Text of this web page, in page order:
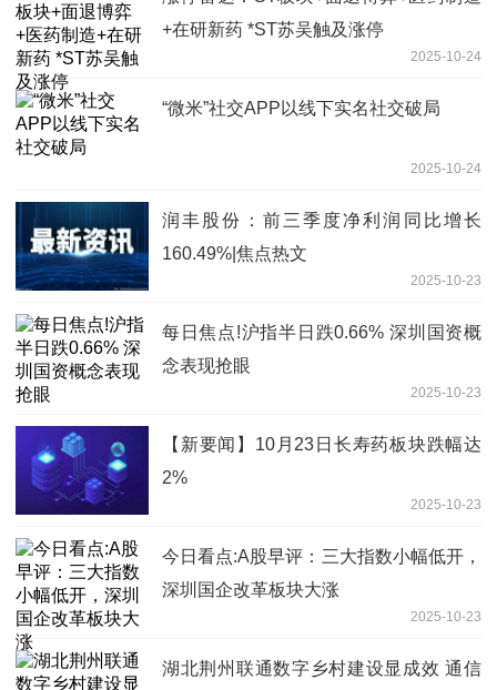
+在研新药 *ST苏吴触及涨停
2025-10-24
“微米”社交APP以线下实名社交破局
2025-10-24
润丰股份：前三季度净利润同比增长
160.49%|焦点热文
2025-10-23
每日焦点!沪指半日跌0.66% 深圳国资概
念表现抢眼
2025-10-23
【新要闻】10月23日长寿药板块跌幅达
2%
2025-10-23
今日看点:A股早评：三大指数小幅低开，
深圳国企改革板块大涨
2025-10-23
湖北荆州联通数字乡村建设显成效 通信